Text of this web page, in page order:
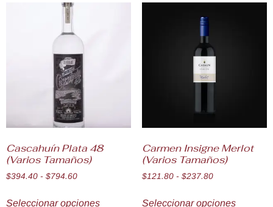
Cascahuín Plata 48
(Varios Tamaños)
$394.40 - $794.60
Seleccionar opciones
Carmen Insigne Merlot
(Varios Tamaños)
$121.80 - $237.80
Seleccionar opciones